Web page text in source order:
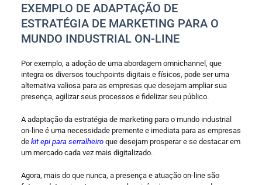
EXEMPLO DE ADAPTAÇÃO DE
ESTRATÉGIA DE MARKETING PARA O
MUNDO INDUSTRIAL ON-LINE
Por exemplo, a adoção de uma abordagem omnichannel, que
integra os diversos touchpoints digitais e físicos, pode ser uma
alternativa valiosa para as empresas que desejam ampliar sua
presença, agilizar seus processos e fidelizar seu público.
A adaptação da estratégia de marketing para o mundo industrial
on-line é uma necessidade premente e imediata para as empresas
de kit epi para serralheiroque desejam prosperar e se destacar em
um mercado cada vez mais digitalizado.
Agora, mais do que nunca, a presença e atuação on-line são